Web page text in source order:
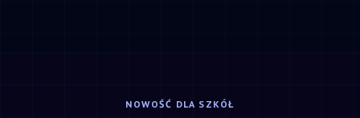
NOWOŚĆ DLA SZKÓŁ